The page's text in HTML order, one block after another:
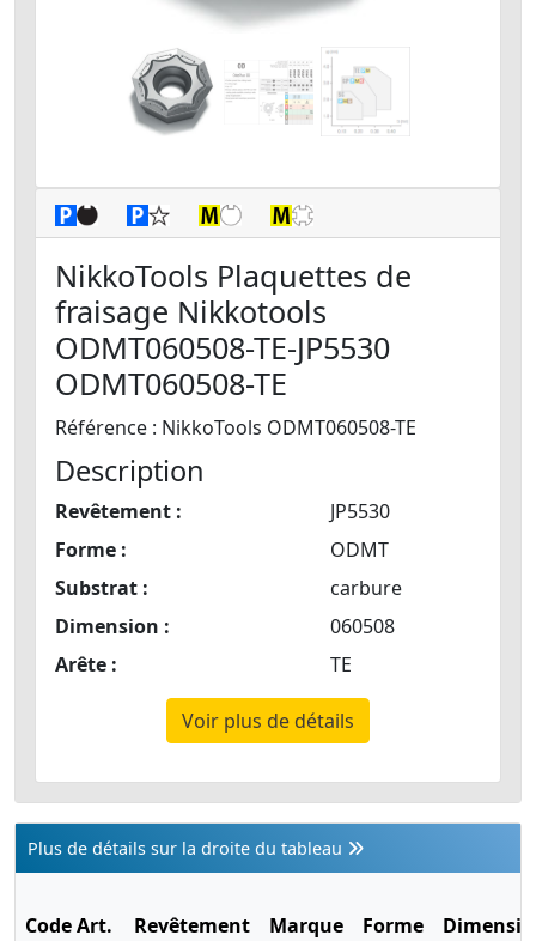
NikkoTools Plaquettes de
fraisage Nikkotools
ODMT060508-TE-JP5530
ODMT060508-TE
Référence : NikkoTools ODMT060508-TE
Description
Revêtement :
JP5530
Forme :
ODMT
Substrat :
carbure
Dimension :
060508
Arête :
TE
Voir plus de détails
Plus de détails sur la droite du tableau
Code Art. Revêtement Marque Forme